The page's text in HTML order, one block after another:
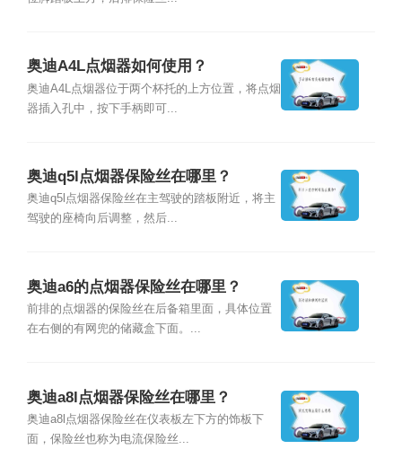
奥迪A4L点烟器如何使用？
奥迪A4L点烟器位于两个杯托的上方位置，将点烟
器插入孔中，按下手柄即可...
奥迪q5l点烟器保险丝在哪里？
奥迪q5l点烟器保险丝在主驾驶的踏板附近，将主
驾驶的座椅向后调整，然后...
奥迪a6的点烟器保险丝在哪里？
前排的点烟器的保险丝在后备箱里面，具体位置
在右侧的有网兜的储藏盒下面。...
奥迪a8l点烟器保险丝在哪里？
奥迪a8l点烟器保险丝在仪表板左下方的饰板下
面，保险丝也称为电流保险丝...